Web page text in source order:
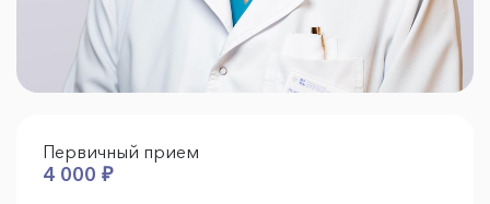
Первичный прием
4 000 ₽